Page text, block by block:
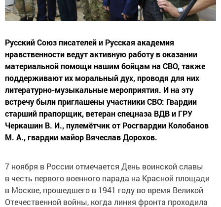
Русский Союз писателей и Русская академия
нравственности ведут активную работу в оказании
материальной помощи нашим бойцам на СВО, также
поддерживают их моральный дух, проводя для них
литературно-музыкальные мероприятия. И на эту
встречу были приглашены участники СВО: Гвардии
старший прапорщик, ветеран спецназа ВДВ и ГРУ
Черкашин В. И., пулемётчик от Росгвардии Колобанов
М. А., гвардии майор Вячеслав Дорохов.
7 ноября в России отмечается День воинской славы
в честь первого военного парада на Красной площади
в Москве, прошедшего в 1941 году во время Великой
Отечественной войны, когда линия фронта проходила